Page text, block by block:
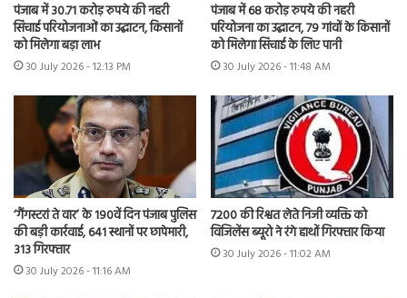
पंजाब में 30.71 करोड़ रुपये की नहरी
सिंचाई परियोजनाओं का उद्घाटन, किसानों
को मिलेगा बड़ा लाभ
30 July 2026 - 12:13 PM
पंजाब में 68 करोड़ रुपये की नहरी
परियोजना का उद्घाटन, 79 गांवों के किसानों
को मिलेगा सिंचाई के लिए पानी
30 July 2026 - 11:48 AM
‘गैंगस्टरां ते वार’ के 190वें दिन पंजाब पुलिस
की बड़ी कार्रवाई, 641 स्थानों पर छापेमारी,
313 गिरफ्तार
30 July 2026 - 11:16 AM
7200 की रिश्वत लेते निजी व्यक्ति को
विजिलेंस ब्यूरो ने रंगे हाथों गिरफ्तार किया
30 July 2026 - 11:02 AM